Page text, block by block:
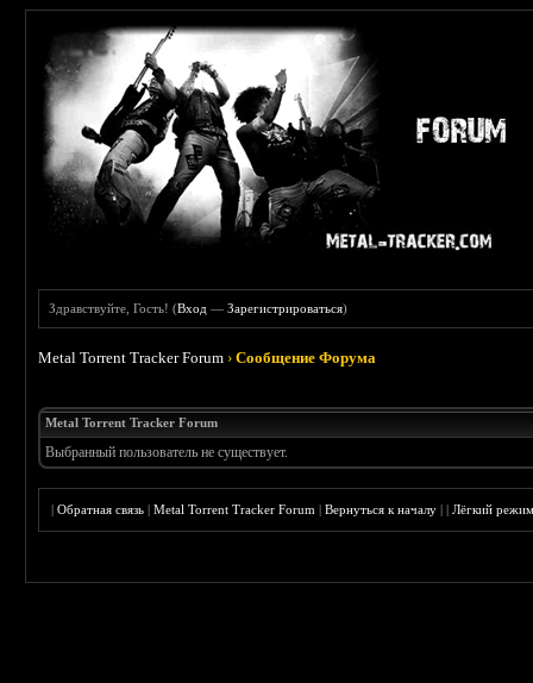
Здравствуйте, Гость! (Вход —Зарегистрироваться)
Metal Torrent Tracker Forum ›Сообщение Форума
Metal Torrent Tracker Forum
Выбранный пользователь не существует.
|Обратная связь |Metal Torrent Tracker Forum |Вернуться к началу ||Лёгкий